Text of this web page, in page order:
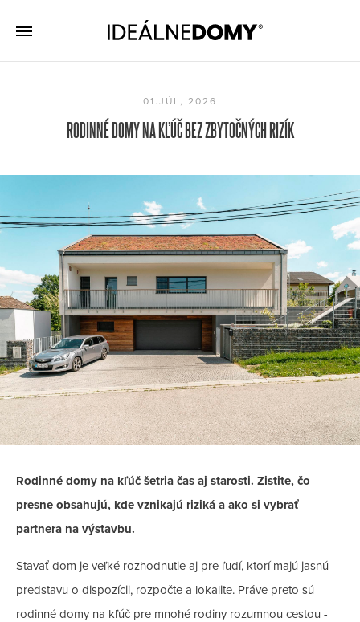
01.JÚL, 2026
RODINNÉ DOMY NA KĽÚČ BEZ ZBYTOČNÝCH RIZÍK
Rodinné domy na kľúč šetria čas aj starosti. Zistite, čo
presne obsahujú, kde vznikajú riziká a ako si vybrať
partnera na výstavbu.
Stavať dom je veľké rozhodnutie aj pre ľudí, ktorí majú jasnú
predstavu o dispozícii, rozpočte a lokalite. Práve preto sú
rodinné domy na kľúč pre mnohé rodiny rozumnou cestou -